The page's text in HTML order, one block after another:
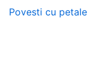
Povesti cu petale